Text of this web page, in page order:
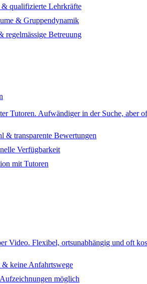
& qualifizierte Lehrkräfte
& Gruppendynamik
regelmässige Betreuung
Tutoren. Aufwändiger in der Suche, aber
& transparente Bewertungen
Verfügbarkeit
mit Tutoren
Video. Flexibel, ortsunabhängig und oft
keine Anfahrtswege
möglich